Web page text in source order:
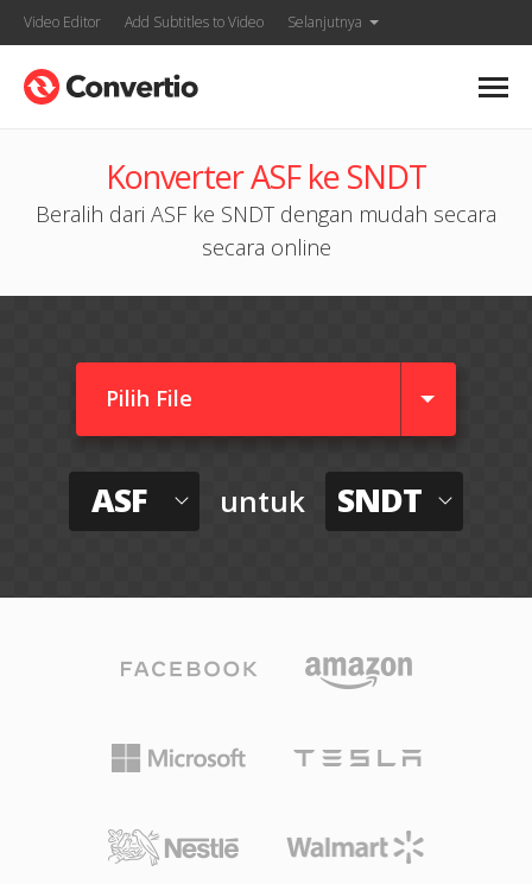
Video Editor Add Subtitles to Video Selanjutnya
Konverter ASF ke SNDT
Beralih dari ASF ke SNDT dengan mudah secara
secara online
Pilih File
ASF untuk SNDT